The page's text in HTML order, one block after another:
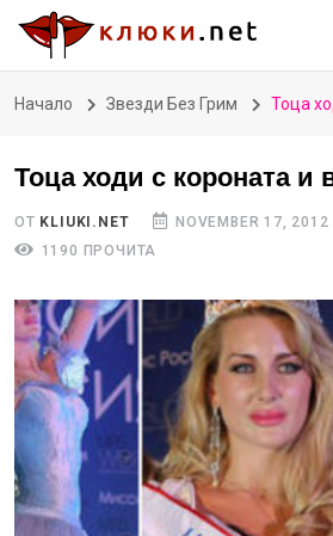
Начало Звезди Без Грим Тоца
Тоца ходи с короната и
ОТ KLIUKI.NET NOVEMBER 17, 2012
1190 ПРОЧИТА